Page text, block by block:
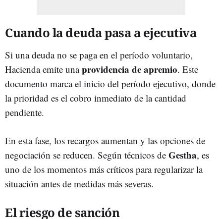
Cuando la deuda pasa a ejecutiva
Si una deuda no se paga en el período voluntario,
Hacienda emite unaprovidencia de apremio. Este
documento marca el inicio del período ejecutivo, donde
la prioridad es el cobro inmediato de la cantidad
pendiente.
En esta fase, los recargos aumentan y las opciones de
negociación se reducen. Según técnicos de Gestha, es
uno de los momentos más críticos para regularizar la
situación antes de medidas más severas.
El riesgo de sanción